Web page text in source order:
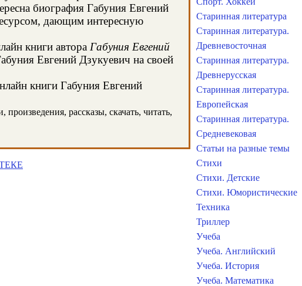
биография Габуния Евгений
дающим интересную
книги автора Габуния Евгений
Евгений Дзукуевич на своей
книги Габуния Евгений
рассказы, скачать, читать,
Старинная литература
Старинная литература.
Древневосточная
Старинная литература.
Древнерусская
Старинная литература.
Европейская
Старинная литература.
Средневековая
Статьи на разные темы
Стихи
Стихи. Детские
Стихи. Юмористические
Техника
Триллер
Учеба
Учеба. Английский
Учеба. История
Учеба. Математика